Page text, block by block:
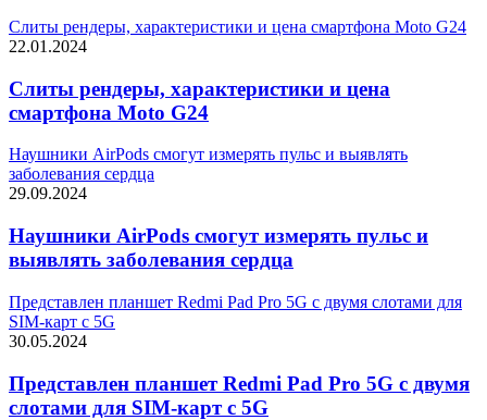
Слиты рендеры, характеристики и цена смартфона Moto G24
22.01.2024
Слиты рендеры, характеристики и цена
смартфона Moto G24
Наушники AirPods смогут измерять пульс и выявлять
заболевания сердца
29.09.2024
Наушники AirPods смогут измерять пульс и
выявлять заболевания сердца
Представлен планшет Redmi Pad Pro 5G с двумя слотами для
SIM-карт с 5G
30.05.2024
Представлен планшет Redmi Pad Pro 5G с двумя
слотами для SIM-карт с 5G